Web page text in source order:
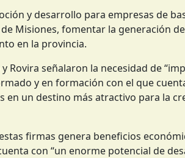
y desarrollo para empresas de
Misiones, fomentar la generación
en la provincia.
Rovira señalaron la necesidad de
y en formación con el que
un destino más atractivo para la
firmas genera beneficios
con “un enorme potencial de